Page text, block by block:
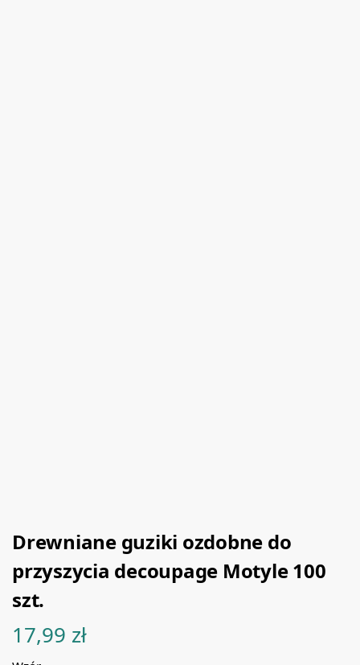
Drewniane guziki ozdobne do
przyszycia decoupage Motyle 100
szt.
17,99 zł